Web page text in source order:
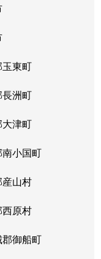
東町
洲町
津町
小国町
山村
原村
郡御船町